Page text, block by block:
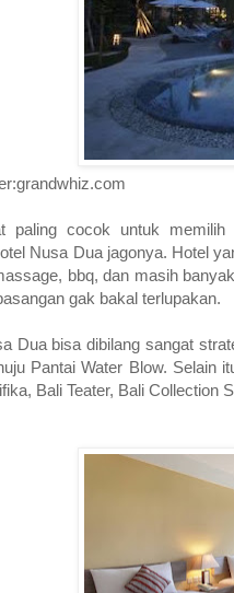
paling cocok untuk
Nusa Dua jagonya. Hotel
bbq, dan masih
gak bakal terlupakan.
Dua bisa dibilang sangat
Pantai Water Blow.
Bali Teater, Bali Collection